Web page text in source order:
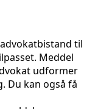
til
Meddel
udformer
Du kan også få